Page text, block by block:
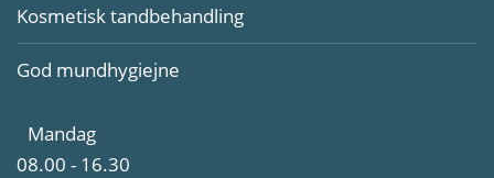
Kosmetisk tandbehandling
God mundhygiejne
Mandag
08.00 - 16.30